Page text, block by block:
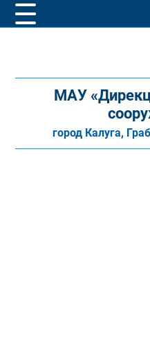
МАУ
город Калуга,